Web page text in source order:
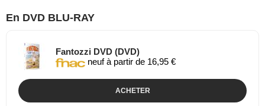
En DVD BLU-RAY
Fantozzi DVD (DVD)
neuf à partir de 16,95 €
ACHETER